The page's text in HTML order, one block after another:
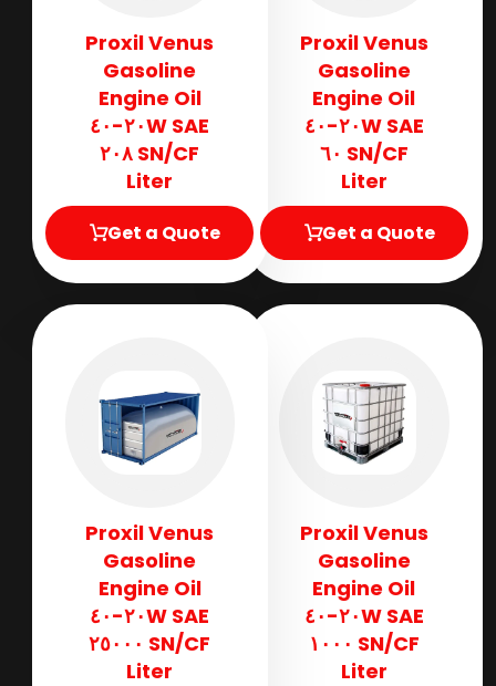
Proxil Venus
Gasoline
Engine Oil
SAE ٢٠W-٤٠
SN/CF ٦٠
Liter
Get a Quote
Proxil Venus
Gasoline
Engine Oil
SAE ٢٠W-٤٠
SN/CF ٢٠٨
Liter
Get a Quote
Proxil Venus
Gasoline
Engine Oil
SAE ٢٠W-٤٠
SN/CF ١٠٠٠
Liter
Proxil Venus
Gasoline
Engine Oil
SAE ٢٠W-٤٠
SN/CF ٢٥٠٠٠
Liter